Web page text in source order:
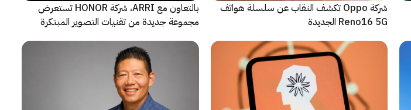
شركة Oppo تكشف النقاب عن سلسلة هواتف
Reno16 5G الجديدة
بالتعاون مع ARRI، شركة HONOR تستعرض
مجموعة جديدة من تقنيات التصوير المبتكرة